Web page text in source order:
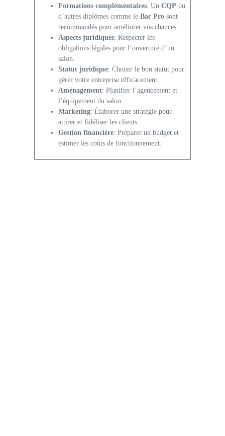
Formations complémentaires: Un CQP ou
d’autres diplômes comme le Bac Pro sont
recommandés pour améliorer vos chances.
Aspects juridiques: Respecter les
obligations légales pour l’ouverture d’un
salon.
Statut juridique: Choisir le bon statut pour
gérer votre entreprise efficacement.
Aménagement: Planifier l’agencement et
l’équipement du salon.
Marketing: Élaborer une stratégie pour
attirer et fidéliser les clients.
Gestion financière: Préparer un budget et
estimer les coûts de fonctionnement.